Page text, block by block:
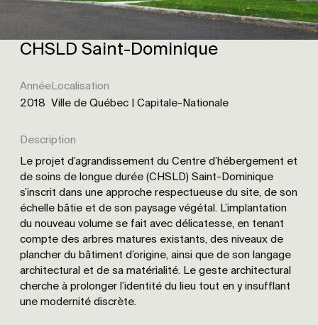
CHSLD Saint-Dominique
Année
2018
Localisation
Ville de Québec | Capitale-Nationale
Description
Le projet d’agrandissement du Centre d’hébergement et
de soins de longue durée (CHSLD) Saint-Dominique
s’inscrit dans une approche respectueuse du site, de son
échelle bâtie et de son paysage végétal. L’implantation
du nouveau volume se fait avec délicatesse, en tenant
compte des arbres matures existants, des niveaux de
plancher du bâtiment d’origine, ainsi que de son langage
architectural et de sa matérialité. Le geste architectural
cherche à prolonger l’identité du lieu tout en y insufflant
une modernité discrète.